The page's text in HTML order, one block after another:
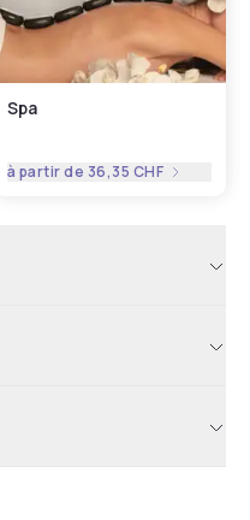
Spa
à partir de 36,35 CHF